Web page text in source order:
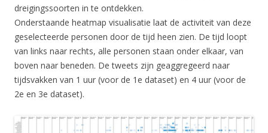
dreigingssoorten in te ontdekken.
Onderstaande heatmap visualisatie laat de activiteit van deze
geselecteerde personen door de tijd heen zien. De tijd loopt
van links naar rechts, alle personen staan onder elkaar, van
boven naar beneden. De tweets zijn geaggregeerd naar
tijdsvakken van 1 uur (voor de 1e dataset) en 4 uur (voor de
2e en 3e dataset).